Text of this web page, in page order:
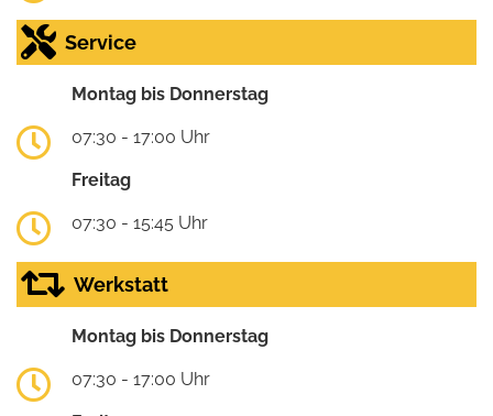
Service
Montag bis Donnerstag
07:30 - 17:00 Uhr
Freitag
07:30 - 15:45 Uhr
Werkstatt
Montag bis Donnerstag
07:30 - 17:00 Uhr